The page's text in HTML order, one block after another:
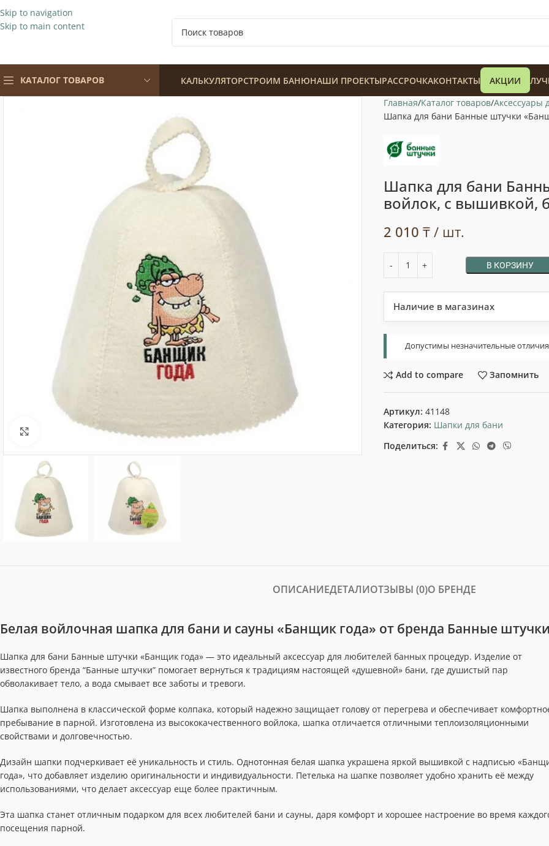
Skip to navigation
Skip to main content
КАТАЛОГ ТОВАРОВ
128 900₸
КАЛЬКУЛЯТОРСТРОИМ БАНЮНАШИ ПРОЕКТЫРАССРОЧКАКОНТАКТЫ АКЦИИ
Нажмите, чтобы увеличить
Главная Каталог товаров Аксессуары
Шапка для бани Банные штучки
Шапка для бани
войлок, с вышивкой,
2 010 ₸/ шт.
В КОРЗИНУ
Наличие в магазинах
Допустимы незначительные
Add to compare Запомнить
Артикул: 41148
Категория: Шапки для бани
Поделиться:
ОПИСАНИЕДЕТАЛИОТЗЫВЫ (0)О БРЕНДЕ
Белая войлочная шапка для бани и сауны «Банщик года» от бренда Банные штучки
Шапка для бани Банные штучки «Банщик года» — это идеальный аксессуар для любителей банных процедур. Изделие от
известного бренда “Банные штучки” помогает вернуться к традициям настоящей «душевной» бани, где душистый пар
обволакивает тело, а вода смывает все заботы и тревоги.
Шапка выполнена в классической форме колпака, который надежно защищает голову от перегрева и обеспечивает
пребывание в парной. Изготовлена из высококачественного войлока, шапка отличается отличными теплоизоляционными
свойствами и долговечностью.
Дизайн шапки подчеркивает её уникальность и стиль. Однотонная белая шапка украшена яркой вышивкой с надписью
года», что добавляет изделию оригинальности и индивидуальности. Петелька на шапке позволяет удобно хранить её между
использованиями, что делает аксессуар еще более практичным.
Эта шапка станет отличным подарком для всех любителей бани и сауны, даря комфорт и хорошее настроение во время
посещения парной.